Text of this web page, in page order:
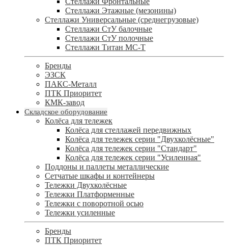
Стеллажи Этажные (мезонины)
Стеллажи Универсальные (среднегрузовые)
Стеллажи СтУ балочные
Стеллажи СтУ полочные
Стеллажи Титан МС-Т
Бренды
ЭЗСК
ПАКС-Металл
ПТК Приоритет
КМК-завод
Складское оборудование
Колёса для тележек
Колёса для стеллажей передвижных
Колёса для тележек серии "Двухколёсные"
Колёса для тележек серии "Стандарт"
Колёса для тележек серии "Усиленная"
Поддоны и паллеты металлические
Сетчатые шкафы и контейнеры
Тележки Двухколёсные
Тележки Платформенные
Тележки с поворотной осью
Тележки усиленные
Бренды
ПТК Приоритет